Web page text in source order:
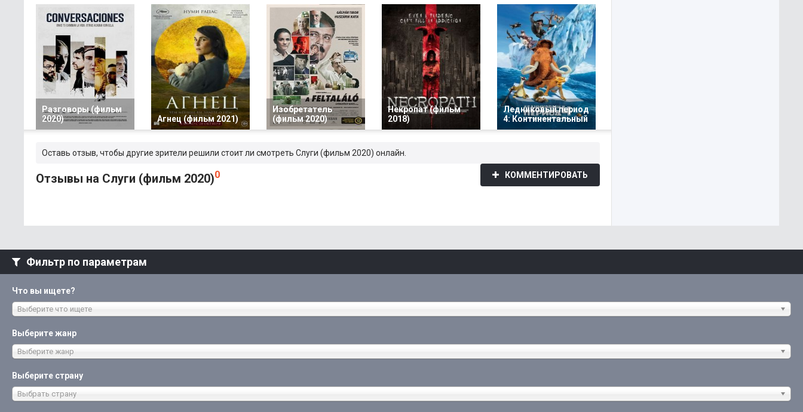
Разговоры (фильм
2020)
Агнец (фильм 2021)
Изобретатель
(фильм 2020)
Некропат (фильм
2018)
Ледниковый период
4: Континентальный
Оставь отзыв, чтобы другие зрители решили стоит ли смотреть Слуги (фильм 2020) онлайн.
Отзывы на Слуги (фильм 2020)0 КОММЕНТИРОВАТЬ
Фильтр по параметрам
Что вы ищете?
Выберите что ищете
Выберите жанр
Выберите жанр
Выберите страну
Выбрать страну